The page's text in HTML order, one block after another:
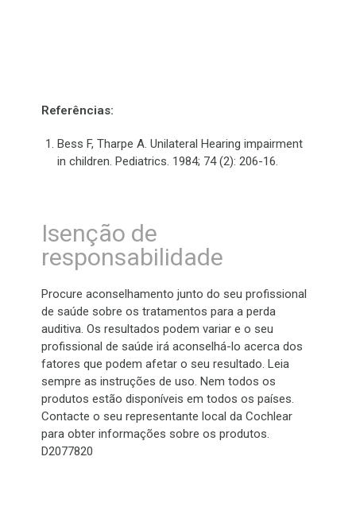
Referências:
Bess F, Tharpe A. Unilateral Hearing impairment
in children. Pediatrics. 1984; 74 (2): 206-16.
Isenção de
responsabilidade
Procure aconselhamento junto do seu profissional
de saúde sobre os tratamentos para a perda
auditiva. Os resultados podem variar e o seu
profissional de saúde irá aconselhá-lo acerca dos
fatores que podem afetar o seu resultado. Leia
sempre as instruções de uso. Nem todos os
produtos estão disponíveis em todos os países.
Contacte o seu representante local da Cochlear
para obter informações sobre os produtos.
D2077820